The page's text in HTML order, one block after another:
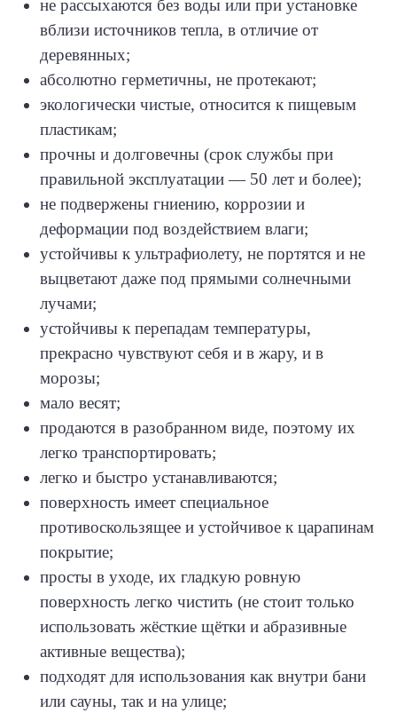
не рассыхаются без воды или при установке
вблизи источников тепла, в отличие от
деревянных;
абсолютно герметичны, не протекают;
экологически чистые, относится к пищевым
пластикам;
прочны и долговечны (срок службы при
правильной эксплуатации — 50 лет и более);
не подвержены гниению, коррозии и
деформации под воздействием влаги;
устойчивы к ультрафиолету, не портятся и не
выцветают даже под прямыми солнечными
лучами;
устойчивы к перепадам температуры,
прекрасно чувствуют себя и в жару, и в
морозы;
мало весят;
продаются в разобранном виде, поэтому их
легко транспортировать;
легко и быстро устанавливаются;
поверхность имеет специальное
противоскользящее и устойчивое к царапинам
покрытие;
просты в уходе, их гладкую ровную
поверхность легко чистить (не стоит только
использовать жёсткие щётки и абразивные
активные вещества);
подходят для использования как внутри бани
или сауны, так и на улице;